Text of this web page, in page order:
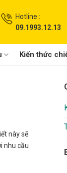
Hotline :
09.1993.12.13
Kiến thức
này sẽ
nhu cầu